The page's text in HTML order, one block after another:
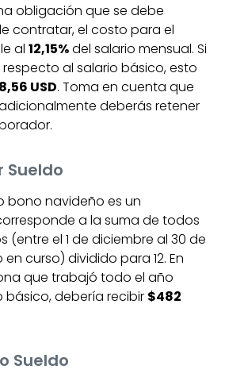
obligación que se debe
contratar, el costo para el
al 12,15%del salario mensual. Si
al salario básico, esto
USD. Toma en cuenta que
deberás retener
Sueldo
bono navideño es un
a la suma de todos
(entre el 1 de diciembre al 30 de
curso) dividido para 12. En
que trabajó todo el año
debería recibir $482
Sueldo